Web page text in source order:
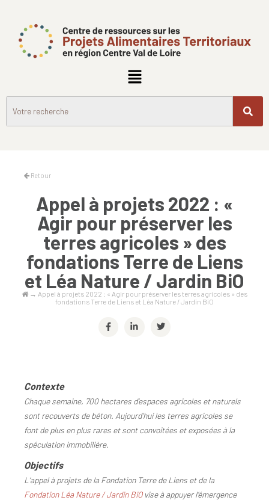
Retour
Appel à projets 2022 : «
Agir pour préserver les
terres agricoles » des
fondations Terre de Liens
et Léa Nature / Jardin BiO
→ Appel à projets 2022 : « Agir pour préserver les terres agricoles » des
fondations Terre de Liens et Léa Nature / Jardin BiO
Contexte
Chaque semaine, 700 hectares d’espaces agricoles et naturels
sont recouverts de béton. Aujourd’hui les terres agricoles se
font de plus en plus rares et sont convoitées et exposées à la
spéculation immobilière.
Objectifs
L’appel à projets de la Fondation Terre de Liens et de la
Fondation Léa Nature / Jardin BiOvise à appuyer l’émergence